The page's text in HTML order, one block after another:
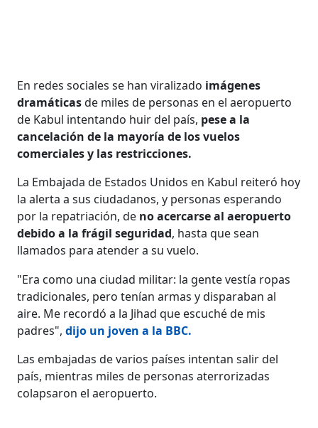
En redes sociales se han viralizado imágenes
dramáticasde miles de personas en el aeropuerto
de Kabul intentando huir del país, pese a la
cancelación de la mayoría de los vuelos
comerciales y las restricciones.
La Embajada de Estados Unidos en Kabul reiteró hoy
la alerta a sus ciudadanos, y personas esperando
por la repatriación, de no acercarse al aeropuerto
debido a la frágil seguridad, hasta que sean
llamados para atender a su vuelo.
"Era como una ciudad militar: la gente vestía ropas
tradicionales, pero tenían armas y disparaban al
aire. Me recordó a la Jihad que escuché de mis
padres",dijo un joven a la BBC.
Las embajadas de varios países intentan salir del
país, mientras miles de personas aterrorizadas
colapsaron el aeropuerto.